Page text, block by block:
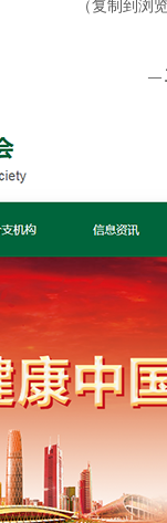
（复制到浏
—